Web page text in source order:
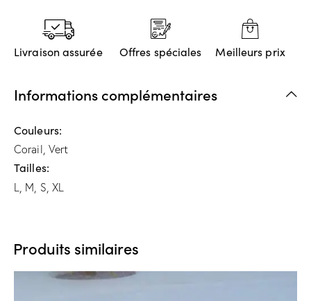
Livraison assurée Offres spéciales Meilleurs prix
Informations complémentaires
Couleurs
Corail, Vert
Tailles
L, M, S, XL
Produits similaires